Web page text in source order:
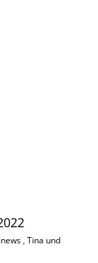
Tina und